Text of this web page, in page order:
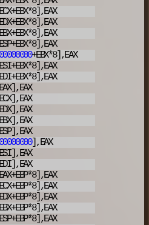
00000000+EBX*8],EAX
00000000],EAX